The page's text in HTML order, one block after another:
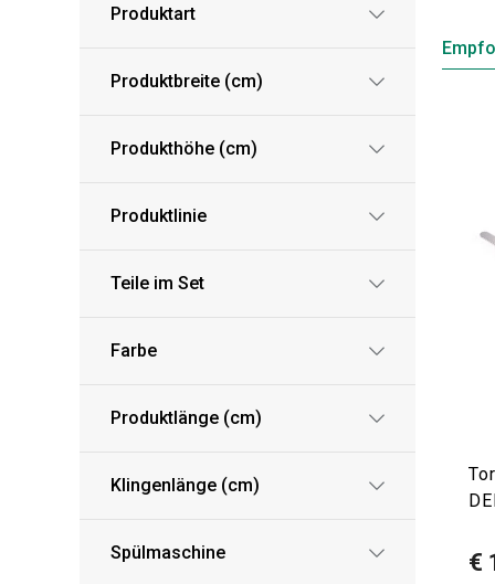
Produktart
Produktbreite (cm)
Produkthöhe (cm)
Produktlinie
Teile im Set
Farbe
Produktlänge (cm)
Klingenlänge (cm)
Spülmaschine €